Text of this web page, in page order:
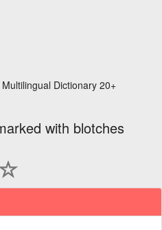
Dictionary 20+
with blotches